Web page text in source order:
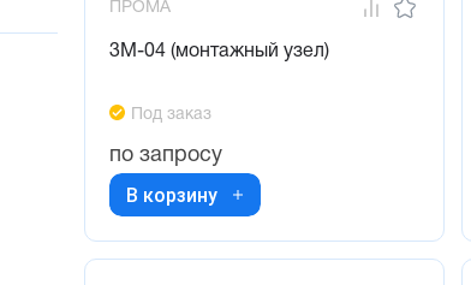
ПРОМА
3М-04 (монтажный узел)
Под заказ
по запросу
В корзину